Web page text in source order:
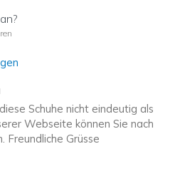
Schuhe nicht eindeutig als
Webseite können Sie nach
Freundliche Grüsse